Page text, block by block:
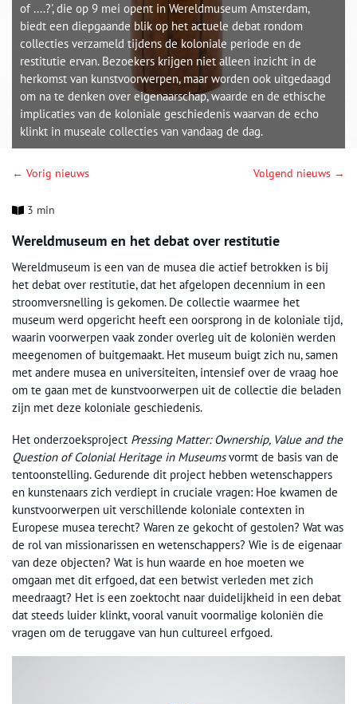
of ....?', die op 9 mei opent in Wereldmuseum Amsterdam,
biedt een diepgaande blik op het actuele debat rondom
collecties verzameld tijdens de koloniale periode en de
restitutie ervan. Bezoekers krijgen niet alleen inzicht in de
herkomst van kunstvoorwerpen, maar worden ook uitgedaagd
om na te denken over eigenaarschap, waarde en de ethische
implicaties van de koloniale geschiedenis waarvan de echo
klinkt in museale collecties van vandaag de dag.
← Vorig nieuws Volgend nieuws →
3 min
Wereldmuseum en het debat over restitutie
Wereldmuseum is een van de musea die actief betrokken is bij
het debat over restitutie, dat het afgelopen decennium in een
stroomversnelling is gekomen. De collectie waarmee het
museum werd opgericht heeft een oorsprong in de koloniale tijd,
waarin voorwerpen vaak zonder overleg uit de koloniën werden
meegenomen of buitgemaakt. Het museum buigt zich nu, samen
met andere musea en universiteiten, intensief over de vraag hoe
om te gaan met de kunstvoorwerpen uit de collectie die beladen
zijn met deze koloniale geschiedenis.
Het onderzoeksproject Pressing Matter: Ownership, Value and the
Question of Colonial Heritage in Museumsvormt de basis van de
tentoonstelling. Gedurende dit project hebben wetenschappers
en kunstenaars zich verdiept in cruciale vragen: Hoe kwamen de
kunstvoorwerpen uit verschillende koloniale contexten in
Europese musea terecht? Waren ze gekocht of gestolen? Wat was
de rol van missionarissen en wetenschappers? Wie is de eigenaar
van deze objecten? Wat is hun waarde en hoe moeten we
omgaan met dit erfgoed, dat een betwist verleden met zich
meedraagt? Het is een zoektocht naar duidelijkheid in een debat
dat steeds luider klinkt, vooral vanuit voormalige koloniën die
vragen om de teruggave van hun cultureel erfgoed.